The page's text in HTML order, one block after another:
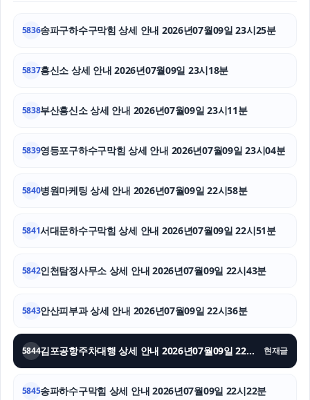
수원형사변호사
레이 EV 장기렌트
고양이보호소
아파트대출
5836송파구하수구막힘 상세 안내 2026년07월09일 23시25분
5837흥신소 상세 안내 2026년07월09일 23시18분
5838부산흥신소 상세 안내 2026년07월09일 23시11분
5839영등포구하수구막힘 상세 안내 2026년07월09일 23시04분
5840병원마케팅 상세 안내 2026년07월09일 22시58분
5841서대문하수구막힘 상세 안내 2026년07월09일 22시51분
5842인천탐정사무소 상세 안내 2026년07월09일 22시43분
5843안산피부과 상세 안내 2026년07월09일 22시36분
5844 김포공항주차대행 상세 안내 2026년07월09일 22시29분 현재글
5845송파하수구막힘 상세 안내 2026년07월09일 22시22분